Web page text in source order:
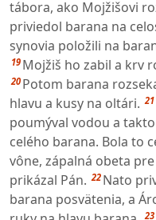
tábora, ako Mojžišovi
priviedol barana na
synovia položili na
19 Mojžiš ho zabil a krv
20 Potom barana
hlavu a kusy na oltári. 21
poumýval vodou a
celého barana. Bola to
vône, zápalná obeta
prikázal Pán. 22 Nato
barana posvätenia, a
23